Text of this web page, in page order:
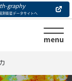
graphy
測衛星データサイトへ
menu